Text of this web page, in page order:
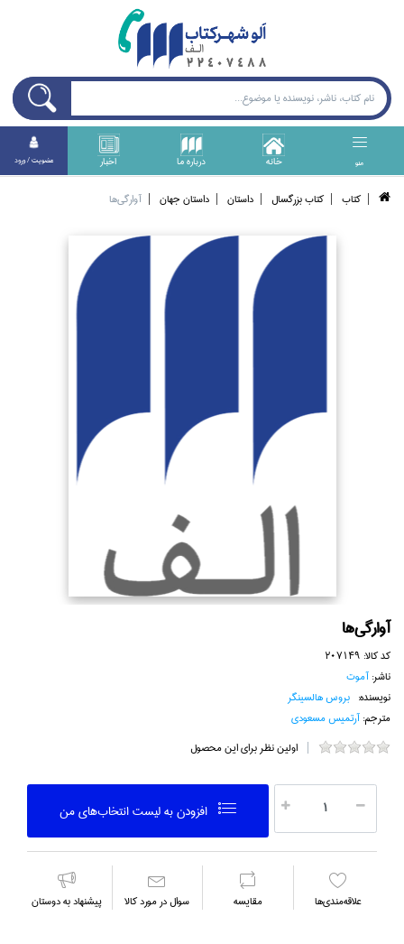
منو خانه درباره ما اخبار عضويت / ورود
كتاب كتاب بزرگسال داستان داستان جهان آوارگي‌ها
آوارگي‌ها
کد کالا: 207149
ناشر:آموت
نویسنده: بروس هالسينگر
مترجم:آرتميس مسعودي
اولین نظر برای این محصول
افزودن به ليست انتخاب‌هاي من
علاقه‌مندي‌ها مقايسه سوال در مورد كالا پیشنهاد به دوستان